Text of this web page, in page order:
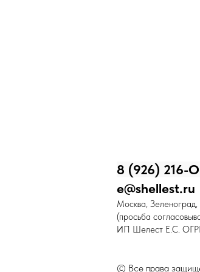
8 (926) 216-
e@shellest.ru
Москва,
(просьба
ИП Шелест Е.С.
© Все права